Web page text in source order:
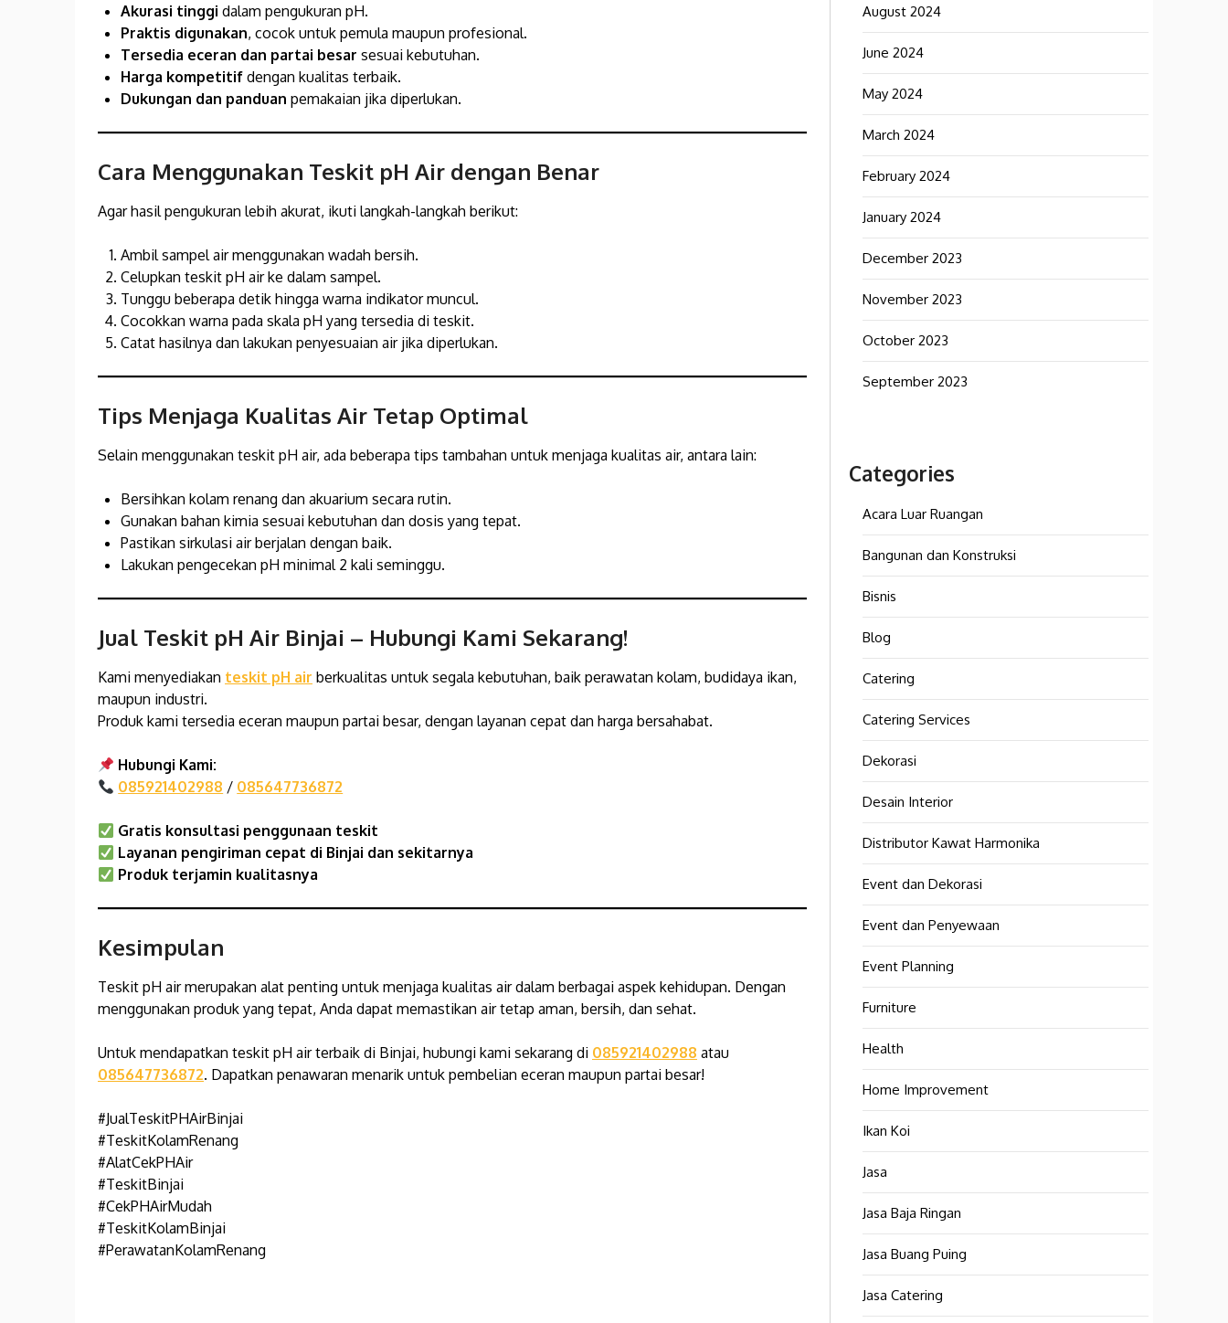
Akurasi tinggi dalam pengukuran pH.
Praktis digunakan, cocok untuk pemula maupun profesional.
Tersedia eceran dan partai besar sesuai kebutuhan.
Harga kompetitif dengan kualitas terbaik.
Dukungan dan panduan pemakaian jika diperlukan.
Cara Menggunakan Teskit pH Air dengan Benar
Agar hasil pengukuran lebih akurat, ikuti langkah-langkah berikut:
Ambil sampel air menggunakan wadah bersih.
Celupkan teskit pH air ke dalam sampel.
Tunggu beberapa detik hingga warna indikator muncul.
Cocokkan warna pada skala pH yang tersedia di teskit.
Catat hasilnya dan lakukan penyesuaian air jika diperlukan.
Tips Menjaga Kualitas Air Tetap Optimal
Selain menggunakan teskit pH air, ada beberapa tips tambahan untuk menjaga kualitas air, antara lain:
Bersihkan kolam renang dan akuarium secara rutin.
Gunakan bahan kimia sesuai kebutuhan dan dosis yang tepat.
Pastikan sirkulasi air berjalan dengan baik.
Lakukan pengecekan pH minimal 2 kali seminggu.
Jual Teskit pH Air Binjai – Hubungi Kami Sekarang!
Kami menyediakan teskit pH air berkualitas untuk segala kebutuhan, baik perawatan kolam, budidaya ikan,
maupun industri.
Produk kami tersedia eceran maupun partai besar, dengan layanan cepat dan harga bersahabat.
Hubungi Kami:
085921402988 / 085647736872
Gratis konsultasi penggunaan teskit
Layanan pengiriman cepat di Binjai dan sekitarnya
Produk terjamin kualitasnya
Kesimpulan
Teskit pH air merupakan alat penting untuk menjaga kualitas air dalam berbagai aspek kehidupan. Dengan
menggunakan produk yang tepat, Anda dapat memastikan air tetap aman, bersih, dan sehat.
Untuk mendapatkan teskit pH air terbaik di Binjai, hubungi kami sekarang di 085921402988 atau
085647736872. Dapatkan penawaran menarik untuk pembelian eceran maupun partai besar!
#JualTeskitPHAirBinjai
#TeskitKolamRenang
#AlatCekPHAir
#TeskitBinjai
#CekPHAirMudah
#TeskitKolamBinjai
#PerawatanKolamRenang
August 2024
June 2024
May 2024
March 2024
February 2024
January 2024
December 2023
November 2023
October 2023
September 2023
Categories
Acara Luar Ruangan
Bangunan dan Konstruksi
Bisnis
Blog
Catering
Catering Services
Dekorasi
Desain Interior
Distributor Kawat Harmonika
Event dan Dekorasi
Event dan Penyewaan
Event Planning
Furniture
Health
Home Improvement
Ikan Koi
Jasa
Jasa Baja Ringan
Jasa Buang Puing
Jasa Catering